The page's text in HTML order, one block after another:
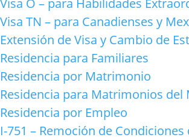
Visa O – para Habilidades
Visa TN – para Canadienses y
Extensión de Visa y Cambio de
Residencia para Familiares
Residencia por Matrimonio
Residencia para Matrimonios del
Residencia por Empleo
I-751 – Remoción de Condiciones